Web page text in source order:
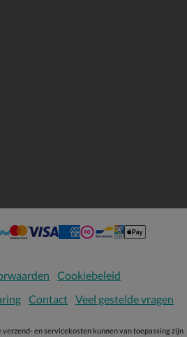
Cookiebeleid
Contact Veel gestelde vragen
en servicekosten kunnen van toepassing zijn